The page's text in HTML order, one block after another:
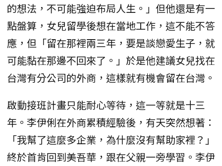
的想法，不可能強迫布局人生。」但他還是有一
點盤算，女兒留學後想在當地工作，這不能不答
應，但「留在那裡兩三年，要是談戀愛生子，就
可能黏在那邊不回來了。」於是他建議女兒找在
台灣有分公司的外商，這樣就有機會留在台灣。
啟動接班計畫只能耐心等待，這一等就是十三
年。李伊俐在外商累積經驗後，有天突然想著：
「我幫了這麼多企業，為什麼沒有幫助家裡？」
終於首肯回到美吾華，跟在父親一旁學習。李伊